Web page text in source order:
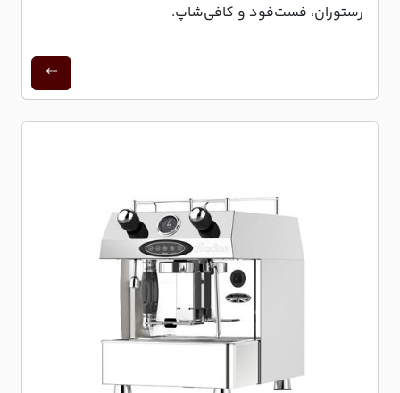
رستوران، فست‌فود و کافی‌شاپ.